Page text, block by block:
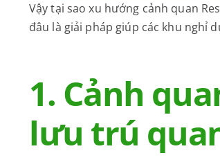
Vậy tại sao xu hướng cảnh quan
đâu là giải pháp giúp các khu nghỉ
1. Cảnh
lưu trú